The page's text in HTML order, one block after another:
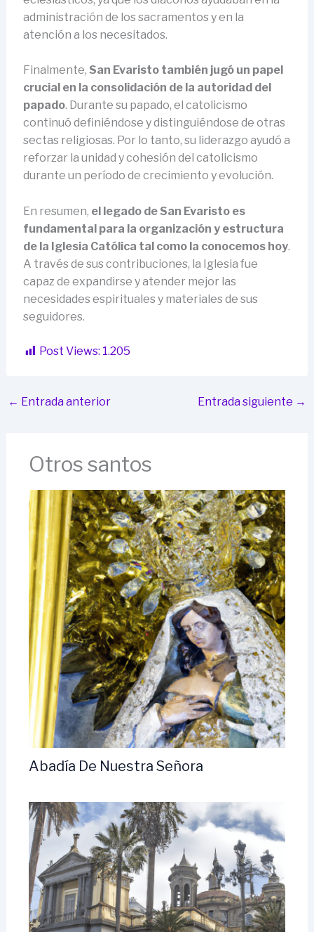
administración de los sacramentos y en la
atención a los necesitados.
Finalmente, San Evaristo también jugó un papel
crucial en la consolidación de la autoridad del
papado. Durante su papado, el catolicismo
continuó definiéndose y distinguiéndose de otras
sectas religiosas. Por lo tanto, su liderazgo ayudó a
reforzar la unidad y cohesión del catolicismo
durante un período de crecimiento y evolución.
En resumen, el legado de San Evaristo es
fundamental para la organización y estructura
de la Iglesia Católica tal como la conocemos hoy.
A través de sus contribuciones, la Iglesia fue
capaz de expandirse y atender mejor las
necesidades espirituales y materiales de sus
seguidores.
Post Views: 1.205
← Entrada anterior Entrada siguiente →
Otros santos
Abadía De Nuestra Señora